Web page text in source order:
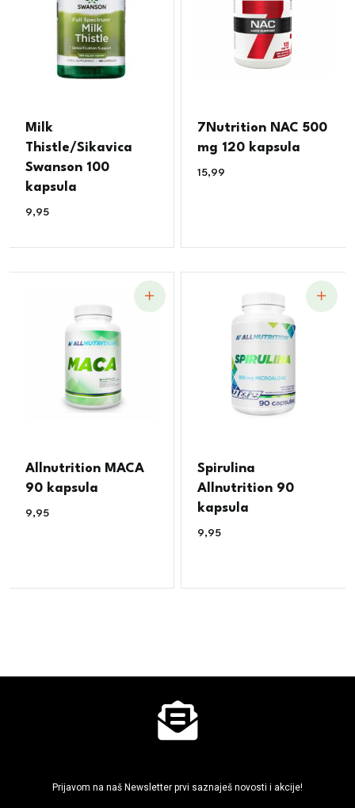
Milk
Thistle/Sikavica
Swanson 100
kapsula
9,95
7Nutrition NAC 500
mg 120 kapsula
15,99
Allnutrition MACA
90 kapsula
9,95
Spirulina
Allnutrition 90
kapsula
9,95
Prijavom na naš Newsletter prvi saznaješ novosti i akcije!